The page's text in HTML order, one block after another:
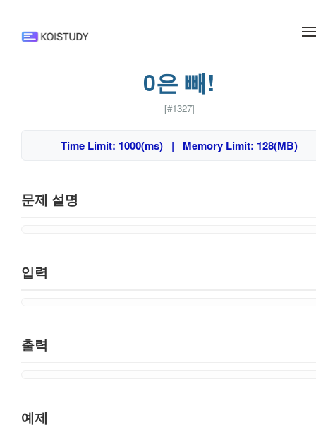
0은 빼!
[#1327]
Time Limit: 1000(ms) | Memory Limit: 128(MB)
문제 설명
입력
출력
예제